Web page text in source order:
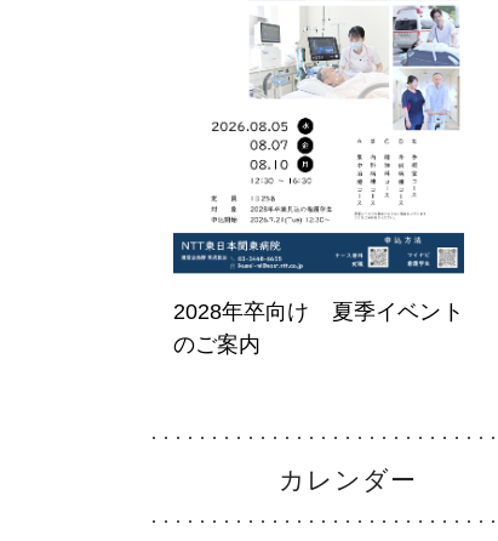
ホーム Home
看護部について About
2028年卒向け 夏季イベント
のご案内
カレンダー